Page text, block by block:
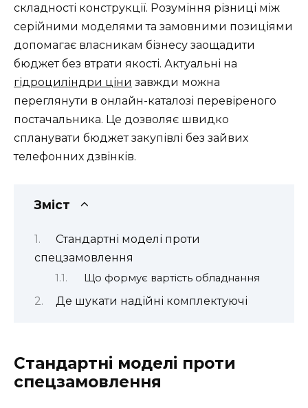
складності конструкції. Розуміння різниці між
серійними моделями та замовними позиціями
допомагає власникам бізнесу заощадити
бюджет без втрати якості. Актуальні на
гідроциліндри ціни завжди можна
переглянути в онлайн-каталозі перевіреного
постачальника. Це дозволяє швидко
спланувати бюджет закупівлі без зайвих
телефонних дзвінків.
Зміст
Стандартні моделі проти
спецзамовлення
Що формує вартість обладнання
Де шукати надійні комплектуючі
Стандартні моделі проти
спецзамовлення